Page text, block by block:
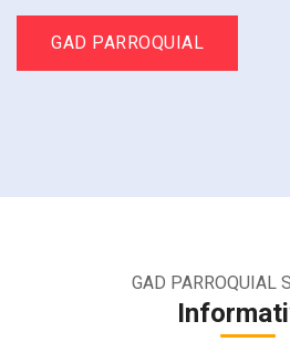
GAD PARROQUIAL
GAD PARROQUIAL